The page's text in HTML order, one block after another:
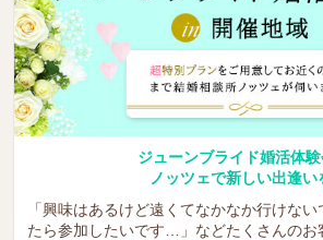
ジューンブライド婚活体験
ノッツェで新しい出逢い
「興味はあるけど遠くてなかなか行けな
たら参加したいです…」などたくさんのお